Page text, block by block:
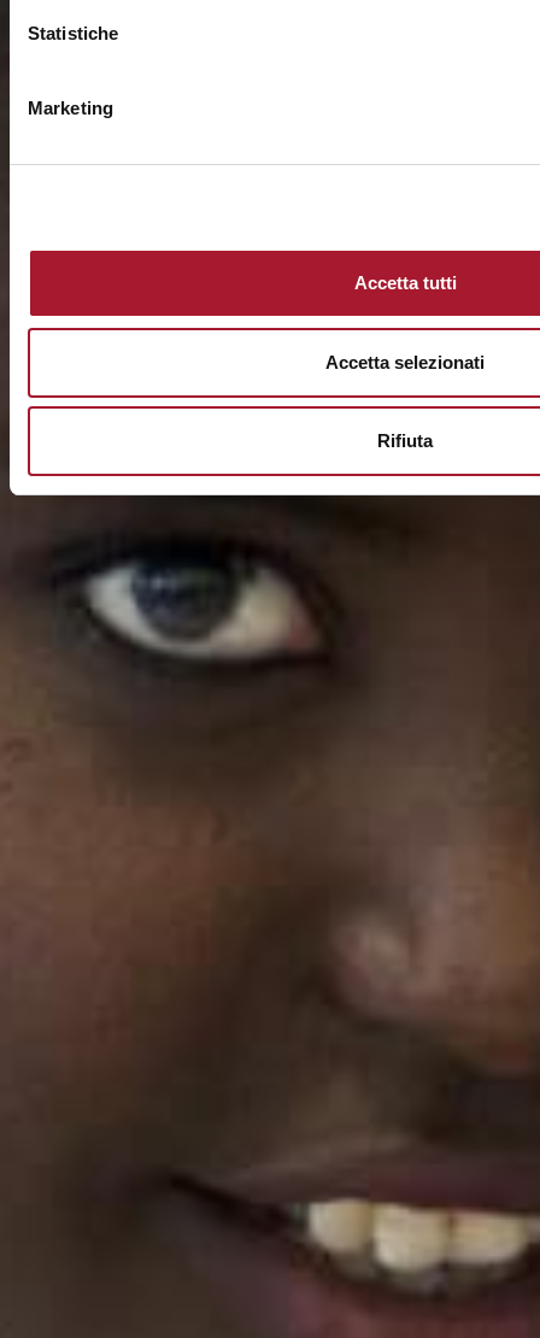
Statistiche
Marketing
Accetta tutti
Accetta selezionati
Rifiuta